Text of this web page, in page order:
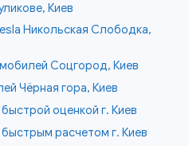
Киев
Никольская Слободка,
Соцгород, Киев
Чёрная гора, Киев
оценкой г. Киев
расчетом г. Киев